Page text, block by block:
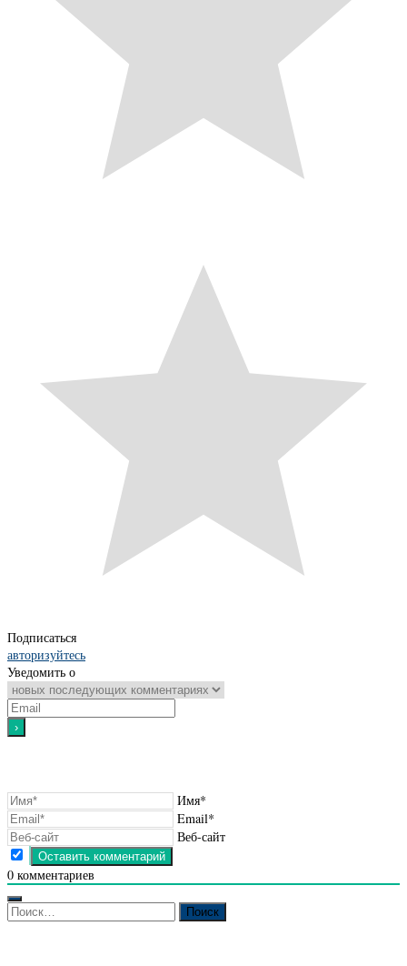
Подписаться
авторизуйтесь
Уведомить о
Имя*
Email*
Веб-сайт
0 комментариев
Найти: